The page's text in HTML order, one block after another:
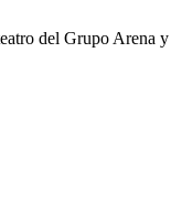
del Grupo Arena